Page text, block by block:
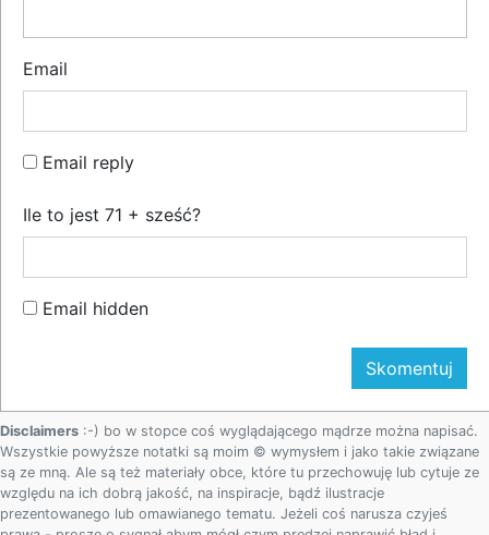
Email
Email reply
Ile to jest 71 + sześć?
Email hidden
Disclaimers :-) bo w stopce coś wyglądającego mądrze można napisać.
Wszystkie powyższe notatki są moim © wymysłem i jako takie związane
są ze mną. Ale są też materiały obce, które tu przechowuję lub cytuje ze
względu na ich dobrą jakość, na inspiracje, bądź ilustracje
prezentowanego lub omawianego tematu. Jeżeli coś narusza czyjeś